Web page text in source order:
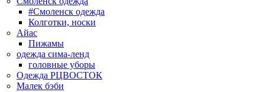
#Смоленск одежда
Колготки, носки
Айас
Пижамы
одежда сима-ленд
головные уборы
Одежда РЦВОСТОК
Малек бэби